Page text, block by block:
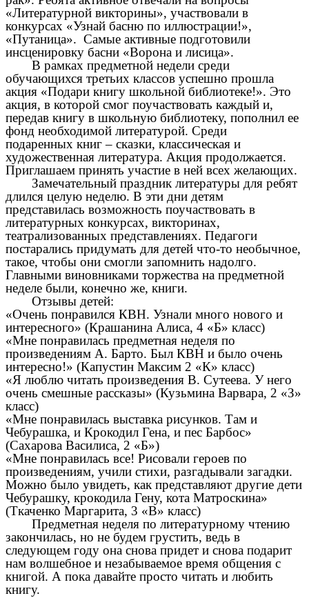
«Литературной викторины», участвовали в
конкурсах «Узнай басню по иллюстрации!»,
«Путаница». Самые активные подготовили
инсценировку басни «Ворона и лисица».
В рамках предметной недели среди
обучающихся третьих классов успешно прошла
акция «Подари книгу школьной библиотеке!». Это
акция, в которой смог поучаствовать каждый и,
передав книгу в школьную библиотеку, пополнил ее
фонд необходимой литературой. Среди
подаренных книг – сказки, классическая и
художественная литература. Акция продолжается.
Приглашаем принять участие в ней всех желающих.
Замечательный праздник литературы для ребят
длился целую неделю. В эти дни детям
представилась возможность поучаствовать в
литературных конкурсах, викторинах,
театрализованных представлениях. Педагоги
постарались придумать для детей что-то необычное,
такое, чтобы они смогли запомнить надолго.
Главными виновниками торжества на предметной
неделе были, конечно же, книги.
Отзывы детей:
«Очень понравился КВН. Узнали много нового и
интересного» (Крашанина Алиса, 4 «Б» класс)
«Мне понравилась предметная неделя по
произведениям А. Барто. Был КВН и было очень
интересно!» (Капустин Максим 2 «К» класс)
«Я люблю читать произведения В. Сутеева. У него
очень смешные рассказы» (Кузьмина Варвара, 2 «З»
класс)
«Мне понравилась выставка рисунков. Там и
Чебурашка, и Крокодил Гена, и пес Барбос»
(Сахарова Василиса, 2 «Б»)
«Мне понравилась все! Рисовали героев по
произведениям, учили стихи, разгадывали загадки.
Можно было увидеть, как представляют другие дети
Чебурашку, крокодила Гену, кота Матроскина»
(Ткаченко Маргарита, 3 «В» класс)
Предметная неделя по литературному чтению
закончилась, но не будем грустить, ведь в
следующем году она снова придет и снова подарит
нам волшебное и незабываемое время общения с
книгой. А пока давайте просто читать и любить
книгу.